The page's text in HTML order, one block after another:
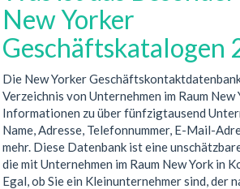
New Yorker
Geschäftskatalogen
Die New Yorker
Verzeichnis von Unternehmen im Raum New
Informationen zu über fünfzigtausend
Name, Adresse, Telefonnummer, E-Mail-
mehr. Diese Datenbank ist eine
die mit Unternehmen im Raum New York in
Egal, ob Sie ein Kleinunternehmer sind, der